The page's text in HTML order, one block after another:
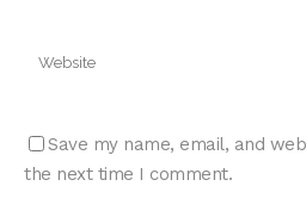
Save my name, email, and
the next time I comment.